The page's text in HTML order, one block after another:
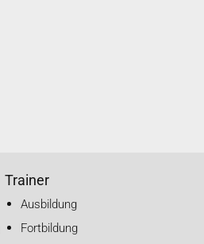
Trainer
Ausbildung
Fortbildung